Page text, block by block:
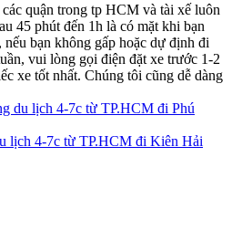
quận trong tp HCM và tài xế luôn
45 phút đến 1h là có mặt khi bạn
bạn không gấp hoặc dự định đi
vui lòng gọi điện đặt xe trước 1-2
xe tốt nhất. Chúng tôi cũng dễ dàng
du lịch 4-7c từ TP.HCM đi Phú
lịch 4-7c từ TP.HCM đi Kiên Hải